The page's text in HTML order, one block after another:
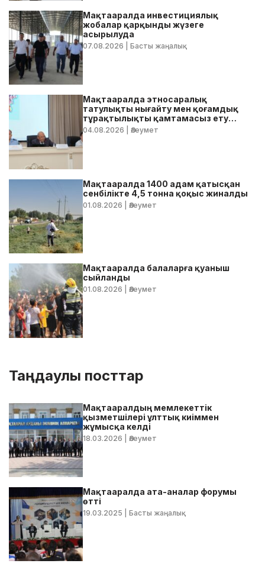
Мақтааралда инвестициялық
жобалар қарқынды жүзеге
асырылуда
07.08.2026 | Басты жаңалық
Мақтааралда этносаралық
татулықты нығайту мен қоғамдық
тұрақтылықты қамтамасыз ету
бойынша жедел кеңес өтті
04.08.2026 | Әлеумет
Мақтааралда 1400 адам қатысқан
сенбілікте 4,5 тонна қоқыс жиналды
01.08.2026 | Әлеумет
Мақтааралда балаларға қуаныш
сыйланды
01.08.2026 | Әлеумет
Таңдаулы посттар
Мақтааралдың мемлекеттік
қызметшілері ұлттық киіммен
жұмысқа келді
18.03.2026 | Әлеумет
Мақтааралда ата-аналар форумы
өтті
19.03.2025 | Басты жаңалық